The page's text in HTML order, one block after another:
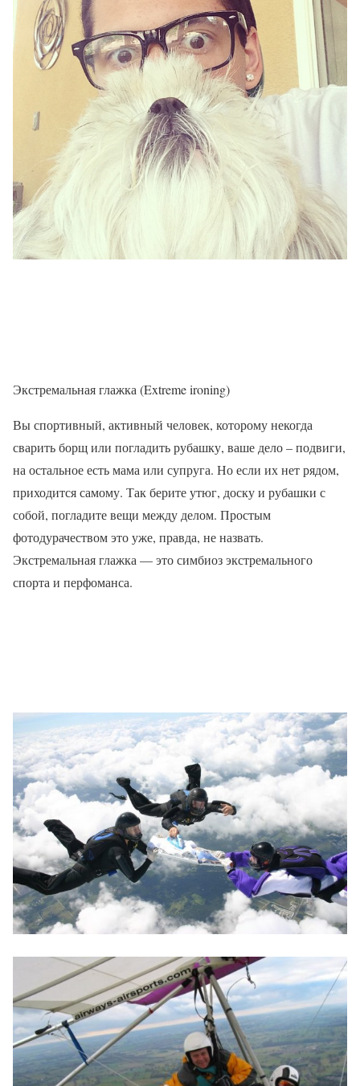
Экстремальная глажка (Extreme ironing)
Вы спортивный, активный человек, которому некогда
сварить борщ или погладить рубашку, ваше дело – подвиги,
на остальное есть мама или супруга. Но если их нет рядом,
приходится самому. Так берите утюг, доску и рубашки с
собой, погладите вещи между делом. Простым
фотодурачеством это уже, правда, не назвать.
Экстремальная глажка — это симбиоз экстремального
спорта и перфоманса.